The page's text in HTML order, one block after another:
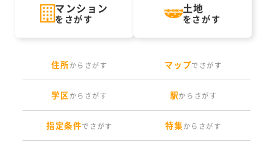
マンション
をさがす
土地
をさがす
住所からさがす マップでさがす
学区からさがす 駅からさがす
指定条件でさがす 特集からさがす